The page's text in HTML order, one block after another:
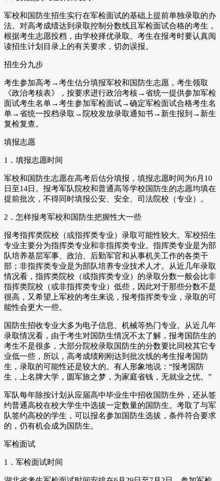
军校和国防生招生实行在军检面试的基础上提前单独录取的办
法。对高考成绩达到录取控制分数线且军检面试合格的考生，
根据考生志愿投档，由学校择优录取。考生在报考时要认真阅
读招生计划目录上的有关要求，切勿误报。
招生分九步
考生参加高考→考生估分填报军校和国防生志愿，考生领取
《政治考核表》，按要求进行政治考核→省统一提供参加军检
面试考生名单→考生参加军检面试→确定军检面试合格考生名
单→省统一投档录取→院校发放录取通知书→新生报到→新生
复检复查。
填报志愿
1．填报志愿时间
军校和国防生志愿在高考后估分填报，填报志愿时间为6月10
日至14日。报考军队院校和普通高等学校国防生的志愿均填在
提前批次，不得同时填报公安、安全、司法院校（专业）。
2．怎样报考军校和国防生把握性大一些
报考指挥类院校（或指挥类专业）录取可能性较大。军校招生
专业主要分为指挥类专业和非指挥类专业。指挥类专业是为部
队培养基层军事、政治、后勤军官和从事机关工作的各类干
部；非指挥类专业是为部队培养专业技术人才。从近几年录取
情况看，指挥类院校（或指挥类专业）的录取分数一般会比非
指挥类院校（或非指挥类专业）低些，因此对于那些分数不是
很高，又希望上军校的考生来说，报考指挥类专业，录取的可
能性会更大一些。
国防生招收专业大多为电子信息、机械等热门专业。从近几年
录取情况看，由于考生对国防生情况不太了解，报考国防生的
考生不是很多，大部分院校录取国防生的分数要比同校其它专
业低一些，所以，高考成绩刚刚达到批次线的考生报考国防
生，录取的可能性还是较大的。有人形象地说：“报考国防
生，上名牌大学，圆军旅之梦，为家庭省钱，无就业之忧。”
军队每年除按计划从应届高中毕业生中招收国防生外，还从签
约普通高校在校大学生中选拔一定数量的国防生。考取了与军
队签约高校的学生，可以报名参加国防生选拔，条件符合要求
的，仍有机会成为国防生。
军检面试
1．军检面试时间